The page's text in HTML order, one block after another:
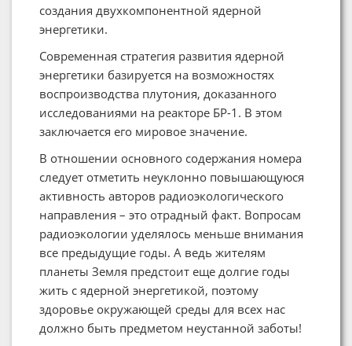
создания двухкомпонентной ядерной
энергетики.
Современная стратегия развития ядерной
энергетики базируется на возможностях
воспроизводства плутония, доказанного
исследованиями на реакторе БР-1. В этом
заключается его мировое значение.
В отношении основного содержания номера
следует отметить неуклонно повышающуюся
активность авторов радиоэкологического
направления – это отрадный факт. Вопросам
радиоэкологии уделялось меньше внимания
все предыдущие годы. А ведь жителям
планеты Земля предстоит еще долгие годы
жить с ядерной энергетикой, поэтому
здоровье окружающей среды для всех нас
должно быть предметом неустанной заботы!